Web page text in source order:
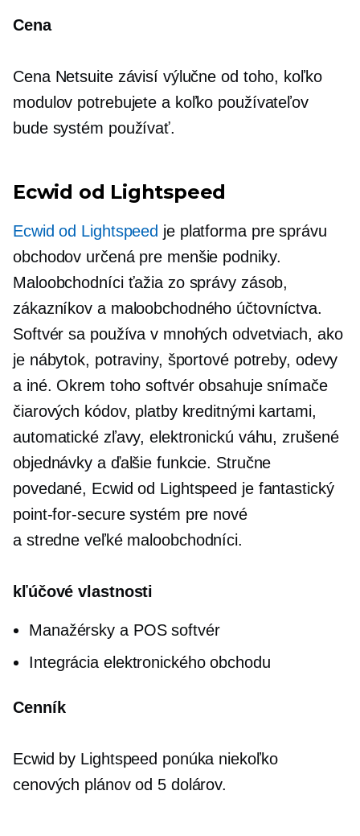
Cena
Cena Netsuite závisí výlučne od toho, koľko
modulov potrebujete a koľko používateľov
bude systém používať.
Ecwid od Lightspeed
Ecwid od Lightspeed je platforma pre správu
obchodov určená pre menšie podniky.
Maloobchodníci ťažia zo správy zásob,
zákazníkov a maloobchodného účtovníctva.
Softvér sa používa v mnohých odvetviach, ako
je nábytok, potraviny, športové potreby, odevy
a iné. Okrem toho softvér obsahuje snímače
čiarových kódov, platby kreditnými kartami,
automatické zľavy, elektronickú váhu, zrušené
objednávky a ďalšie funkcie. Stručne
povedané, Ecwid od Lightspeed je fantastický
point-for-securesystém pre nové
a stredne veľkémaloobchodníci.
kľúčové vlastnosti
Manažérsky a POS softvér
Integrácia elektronického obchodu
Cenník
Ecwid by Lightspeed ponúka niekoľko
cenových plánov od 5 dolárov.